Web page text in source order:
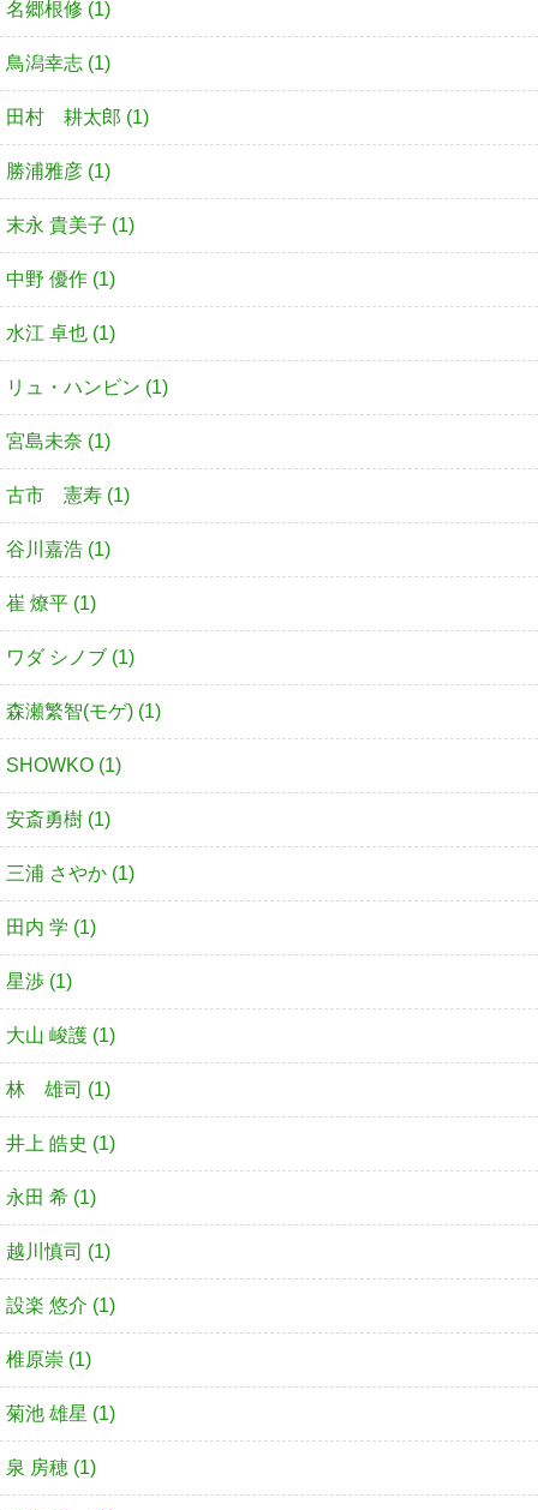
名郷根修 (1)
鳥潟幸志 (1)
田村 耕太郎 (1)
勝浦雅彦 (1)
末永 貴美子 (1)
中野 優作 (1)
水江 卓也 (1)
リュ・ハンビン (1)
宮島未奈 (1)
古市 憲寿 (1)
谷川嘉浩 (1)
崔 燎平 (1)
ワダ シノブ (1)
森瀬繁智(モゲ) (1)
SHOWKO (1)
安斎勇樹 (1)
三浦 さやか (1)
田内 学 (1)
星渉 (1)
大山 峻護 (1)
林 雄司 (1)
井上 皓史 (1)
永田 希 (1)
越川慎司 (1)
設楽 悠介 (1)
椎原崇 (1)
菊池 雄星 (1)
泉 房穂 (1)